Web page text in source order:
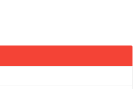
Protection, Privacy
Watermark